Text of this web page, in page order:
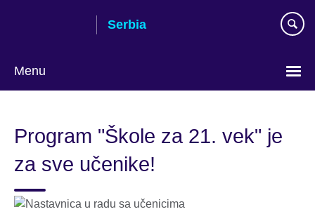
Serbia
Menu
language
Program "Škole za 21. vek" je
za sve učenike!